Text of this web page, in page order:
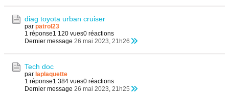
diag toyota urban cruiser
par patrol23
1 réponse1 120 vues0 réactions
Dernier message 26 mai 2023, 21h26
Tech doc
par laplaquette
1 réponse1 384 vues0 réactions
Dernier message 26 mai 2023, 21h25